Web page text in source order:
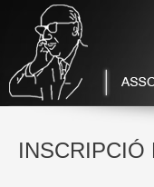
INSCRIPCIÓ